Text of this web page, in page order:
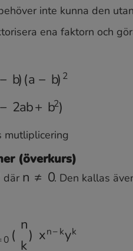
+3ab2 −b3
inte kunna den
ena faktorn och
(a −b)2
b+b2)
mutliplicering
(överkurs)
där
. Den kallas